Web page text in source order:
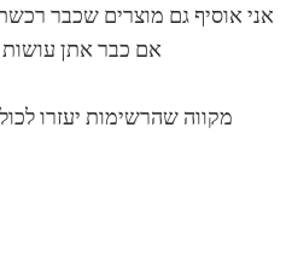
אני אוסיף גם מוצרים שכבר
אם כבר אתן
מקווה שהרשימות יעזרו